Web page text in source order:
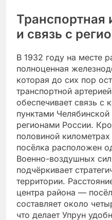
Транспортная
и связь с
В 1932 году на месте
полноценная
которая до сих пор
транспортной
обеспечивает связь с
пунктами
регионами России.
половиной
посёлка расположен
Военно-воздушных
подчёркивает
территории.
центра района —
составляет около
что делает Упрун